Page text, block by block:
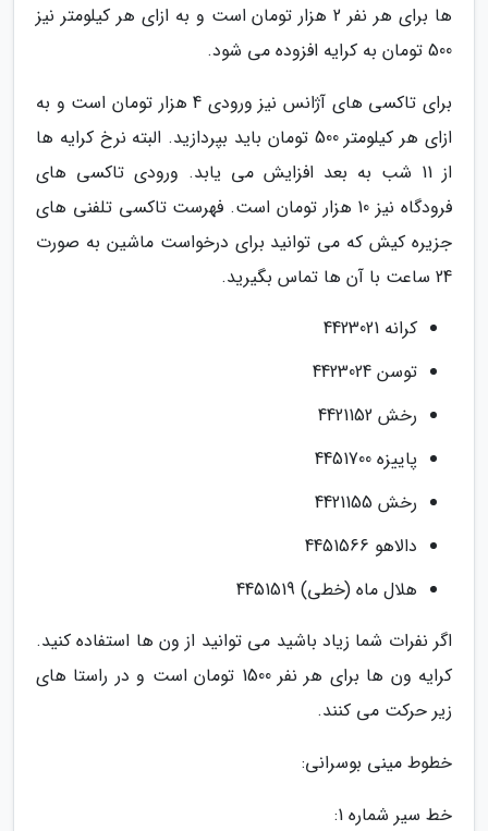
ها برای هر نفر 2 هزار تومان است و به ازای هر کیلومتر نیز
500 تومان به کرایه افزوده می شود.
برای تاکسی های آژانس نیز ورودی 4 هزار تومان است و به
ازای هر کیلومتر 500 تومان باید بپردازید. البته نرخ کرایه ها
از 11 شب به بعد افزایش می یابد. ورودی تاکسی های
فرودگاه نیز 10 هزار تومان است. فهرست تاکسی تلفنی های
جزیره کیش که می توانید برای درخواست ماشین به صورت
24 ساعت با آن ها تماس بگیرید.
کرانه 4423021
توسن 4423024
رخش 4421152
پاییزه 4451700
رخش 4421155
دالاهو 4451566
هلال ماه (خطی) 4451519
اگر نفرات شما زیاد باشید می توانید از ون ها استفاده کنید.
کرایه ون ها برای هر نفر 1500 تومان است و در راستا های
زیر حرکت می کنند.
خطوط مینی بوسرانی:
خط سیر شماره 1: